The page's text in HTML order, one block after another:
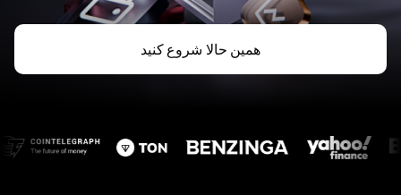
همین حالا شروع کنید